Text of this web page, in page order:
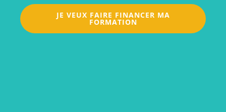
JE VEUX FAIRE FINANCER MA
FORMATION